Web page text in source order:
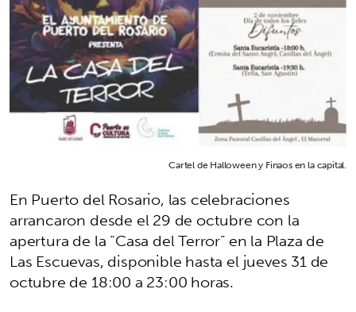
Cartel de Halloween y Finaos en la capital.
En Puerto del Rosario, las celebraciones
arrancaron desde el 29 de octubre con la
apertura de la “Casa del Terror” en la Plaza de
Las Escuevas, disponible hasta el jueves 31 de
octubre de 18:00 a 23:00 horas.